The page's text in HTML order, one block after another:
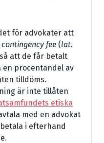
för advokater att
contingency fee (lat.
att de får betalt
en procentandel av
tilldöms.
är inte tillåten
etiska
med en advokat
i efterhand